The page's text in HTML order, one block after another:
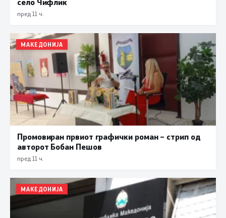
пред 11 ч.
МАКЕДОНИЈА
Промовиран првиот графички роман – стрип од
авторот Бобан Пешов
пред 11 ч.
МАКЕДОНИЈА